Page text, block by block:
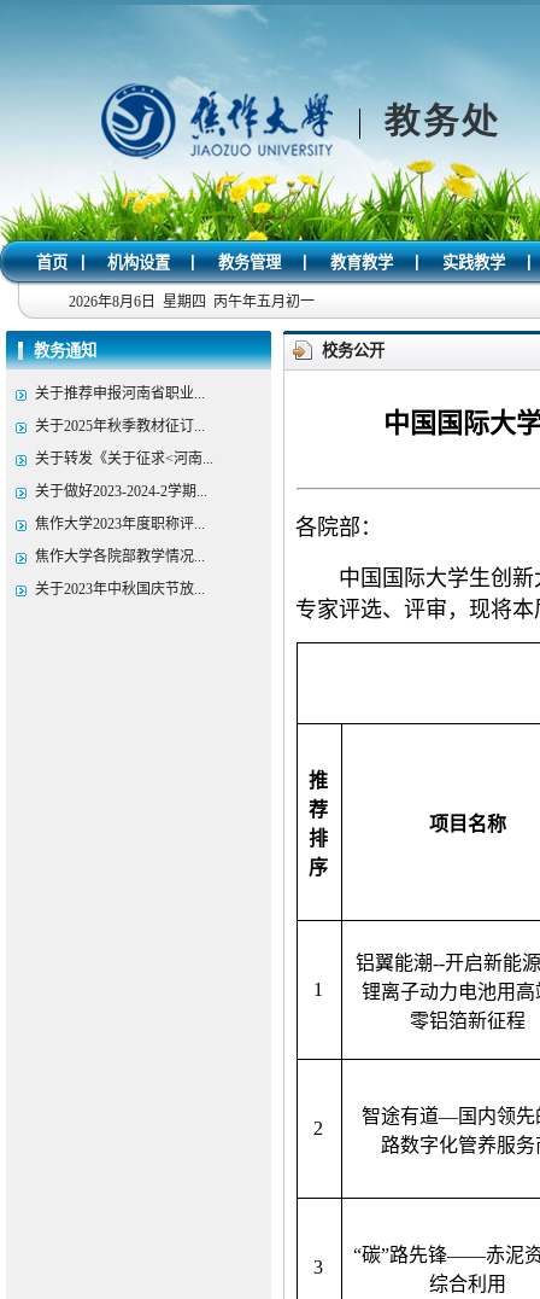
首页 | 机构设置 | 教务管理 | 教育教学 | 实践教学 |
2026年8月6日 星期四 丙午年五月初一
教务通知
关于推荐申报河南省职业...
关于2025年秋季教材征订...
关于转发《关于征求<河南...
关于做好2023-2024-2学期...
焦作大学2023年度职称评...
焦作大学各院部教学情况...
关于2023年中秋国庆节放...
校务公开
中国国际大
各院部：
中国国际大学生创新
专家评选、评审，现将
推
荐
排
序
项目名称
1
铝翼能潮--开启新能
锂离子动力电池用高
零铝箔新征程
2
智途有道—国内领先
路数字化管养服务
3
“碳”路先锋——赤泥
综合利用